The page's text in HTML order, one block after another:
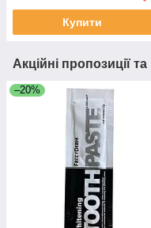
Купити
Акційні пропозиції
–20%